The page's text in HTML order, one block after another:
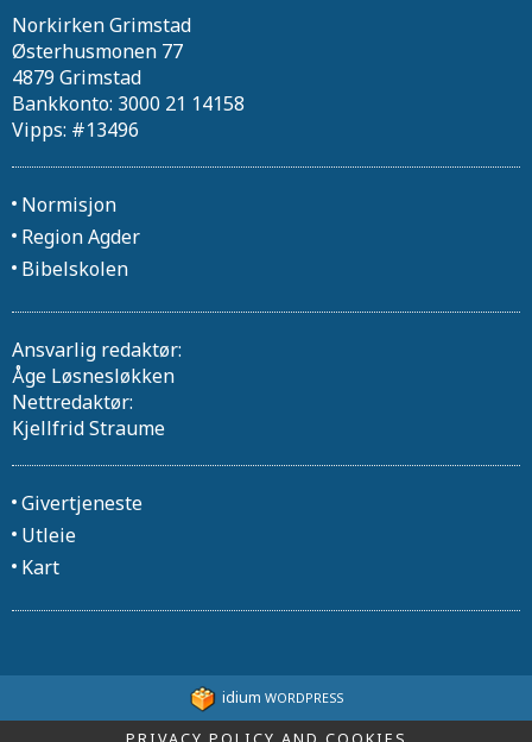
Norkirken Grimstad
Østerhusmonen 77
4879 Grimstad
Bankkonto: 3000 21 14158
Vipps: #13496
Normisjon
Region Agder
Bibelskolen
Ansvarlig redaktør:
Åge Løsnesløkken
Nettredaktør:
Kjellfrid Straume
Givertjeneste
Utleie
Kart
idium WORDPRESS